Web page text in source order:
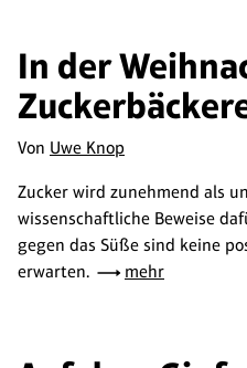
In der
Von Uwe Knop
Zucker wird zunehmend als
wissenschaftliche Beweise
gegen das Süße sind keine
erwarten.
mehr